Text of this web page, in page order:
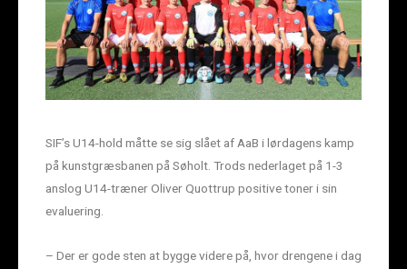
SIF’s U14-hold måtte se sig slået af AaB i lørdagens kamp
på kunstgræsbanen på Søholt. Trods nederlaget på 1-3
anslog U14-træner Oliver Quottrup positive toner i sin
evaluering.
– Der er gode sten at bygge videre på, hvor drengene i dag